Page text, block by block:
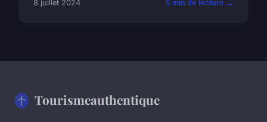
8 juillet 2024 5 min de lecture →
Tourismeauthentique